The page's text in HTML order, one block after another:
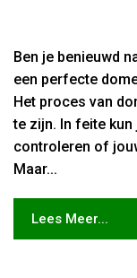
Ben je benieuwd
een perfecte
Het proces van
te zijn. In feite
controleren of
Maar...
Lees Meer...